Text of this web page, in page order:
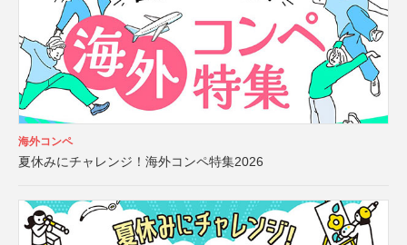
海外コンペ
夏休みにチャレンジ！海外コンペ特集2026